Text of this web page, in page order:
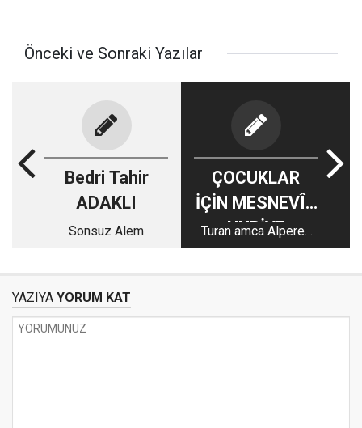
Önceki ve Sonraki Yazılar
Bedri Tahir
ADAKLI
Sonsuz Alem
ÇOCUKLAR
İÇİN MESNEVÎ-İ
NURİYE
Turan amca Alperen
Kayra'nın resimlerini
YAZIYA YORUM KAT